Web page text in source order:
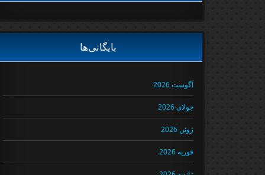
بایگانی‌ها
آگوست 2026
جولای 2026
ژوئن 2026
فوریه 2026